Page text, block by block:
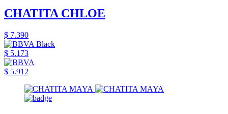
CHATITA CHLOE
$ 7.390
$ 5.173
$ 5.912